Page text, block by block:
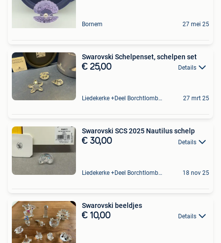
Bornem 27 mei 25
Swarovski Schelpenset, schelpen set
€ 25,00 Details
Liedekerke +Deel Borchtlombeek 27 mrt 25
Swarovski SCS 2025 Nautilus schelp
€ 30,00 Details
Liedekerke +Deel Borchtlombeek 18 nov 25
Swarovski beeldjes
€ 10,00 Details